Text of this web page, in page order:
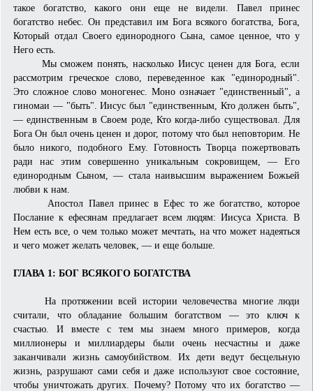
такое богатство, какого они еще не видели. Павел принес
богатство небес. Он представил им Бога всякого богатства, Бога,
Который отдал Своего единородного Сына, самое ценное, что у
Него есть.
Мы сможем понять, насколько Иисус ценен для Бога, если
рассмотрим греческое слово, переведенное как "единородный".
Это сложное слово моногенес. Моно означает "единственный", а
гиномаи — "быть". Иисус был "единственным, Кто должен быть",
— единственным в Своем роде, Кто когда-либо существовал. Для
Бога Он был очень ценен и дорог, потому что был неповторим. Не
было никого, подобного Ему. Готовность Творца по­жертвовать
ради нас этим совершенно уникальным сокровищем, — Его
единородным Сыном, — стала наивысшим выражением Божьей
любви к нам.
Апостол Павел принес в Ефес то же богатство, которое
Послание к ефесянам предлагает всем людям: Иисуса Христа. В
Нем есть все, о чем только может мечтать, на что может надеяться
и чего может желать чело­век, — и еще больше.
ГЛАВА 1: БОГ ВСЯКОГО БОГАТСТВА
На протяжении всей истории человечества многие люди
считали, что обладание большим богатством — это ключ к
счастью. И вместе с тем мы знаем много примеров, когда
миллионеры и миллиардеры были очень несчастны и даже
заканчивали жизнь самоубийством. Их дети ведут бесцельную
жизнь, разрушают сами себя и даже используют свое состояние,
чтобы уничтожать других. Почему? Потому что их богатство —